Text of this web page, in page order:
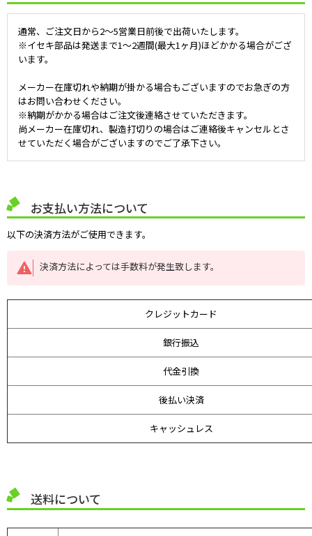
通常、ご注文日から2～5営業日前後で出荷いたします。
※イセキ部品は発送まで1～2週間(最大1ヶ月)ほどかかる場合がござ
います。
メーカー在庫切れや納期が掛かる場合もございますのでお急ぎの方
はお問い合わせください。
※納期がかかる場合はご注文後連絡させていただきます。
尚メーカー在庫切れ、製造打切りの場合はご連絡後キャンセルとさ
せていただく場合がございますのでご了承下さい。
お支払い方法について
以下の決済方法がご使用できます。
決済方法によっては手数料が発生致します。
クレジットカード
銀行振込
代金引換
後払い決済
キャッシュレス
送料について